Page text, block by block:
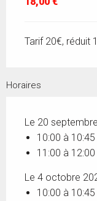
Tarif 20€, réduit
Horaires
Le 20
10:00 à 10:45
11:00 à 12:00
Le 4 octobre
10:00 à 10:45